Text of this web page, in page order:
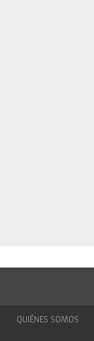
QUIÉNES SOMOS